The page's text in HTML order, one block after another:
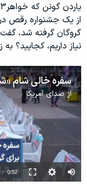
از یک جشنواره رقص
گروگان گرفته شد،
نیاز داریم، کجایید؟
ازصدای آمریکا
available
0:52